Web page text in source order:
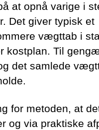
at opnå varige i
Det giver typisk et
vægttab i
kostplan. Til
det samlede
for metoden, at
og via praktiske